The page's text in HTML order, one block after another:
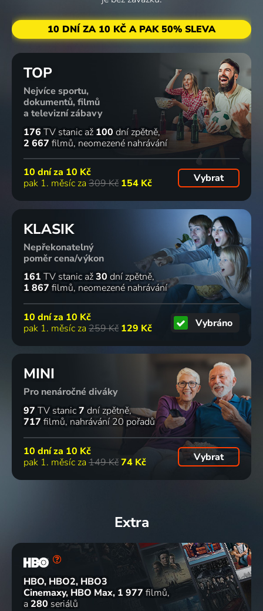
10 DNÍ ZA 10 KČ A PAK 50% SLEVA
TOP
Nejvíce sportu,
dokumentů, filmů
a televizní zábavy
176 TV stanic až 100 dní zpětně
2 667 filmů neomezené nahrávání
10 dní za 10 Kč
pak 1. měsíc za 309 Kč 154 Kč Vybrat
KLASIK
Nepřekonatelný
poměr cena/výkon
161 TV stanic až30 dní zpětně
1 867 filmů neomezené nahrávání
10 dní za 10 Kč
pak 1. měsíc za 259 Kč 129 Kč Vybráno
MINI
Pro nenáročné diváky
97 TV stanic7 dní zpětně
717 filmů nahrávání 20 pořadů
10 dní za 10 Kč
pak 1. měsíc za 149 Kč74 Kč Vybrat
Extra
HBO, HBO2, HBO3
Cinemaxy, HBO Max 1 977 filmů
a 280 seriálů